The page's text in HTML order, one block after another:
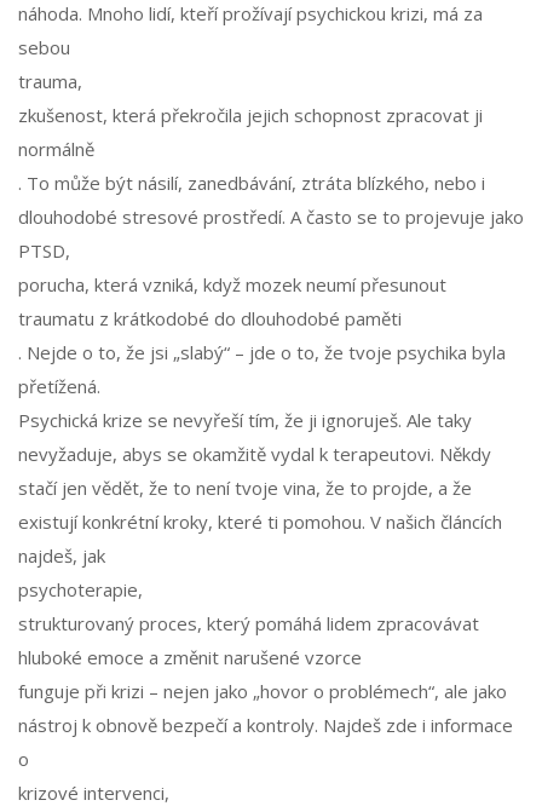
náhoda. Mnoho lidí, kteří prožívají psychickou krizi, má za
sebou
trauma,
zkušenost, která překročila jejich schopnost zpracovat ji
normálně
. To může být násilí, zanedbávání, ztráta blízkého, nebo i
dlouhodobé stresové prostředí. A často se to projevuje jako
PTSD,
porucha, která vzniká, když mozek neumí přesunout
traumatu z krátkodobé do dlouhodobé paměti
. Nejde o to, že jsi „slabý“ – jde o to, že tvoje psychika byla
přetížená.
Psychická krize se nevyřeší tím, že ji ignoruješ. Ale taky
nevyžaduje, abys se okamžitě vydal k terapeutovi. Někdy
stačí jen vědět, že to není tvoje vina, že to projde, a že
existují konkrétní kroky, které ti pomohou. V našich článcích
najdeš, jak
psychoterapie,
strukturovaný proces, který pomáhá lidem zpracovávat
hluboké emoce a změnit narušené vzorce
funguje při krizi – nejen jako „hovor o problémech“, ale jako
nástroj k obnově bezpečí a kontroly. Najdeš zde i informace
o
krizové intervenci,